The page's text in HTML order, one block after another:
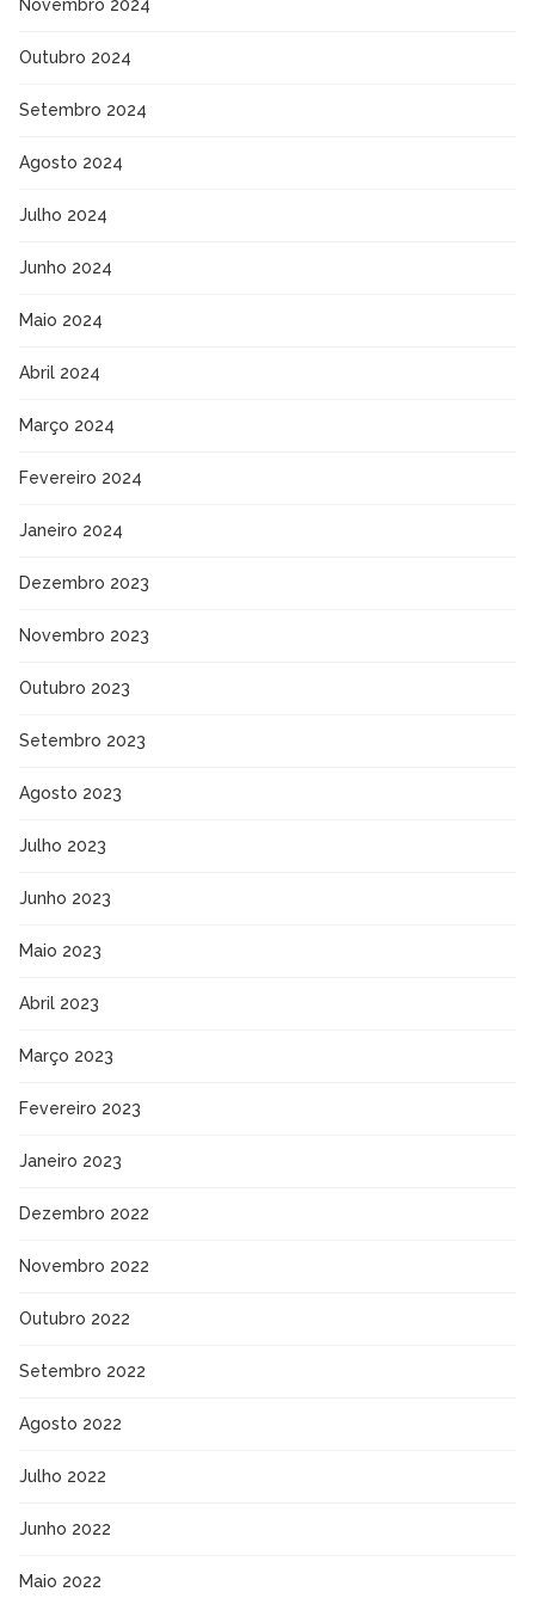
Novembro 2024
Outubro 2024
Setembro 2024
Agosto 2024
Julho 2024
Junho 2024
Maio 2024
Abril 2024
Março 2024
Fevereiro 2024
Janeiro 2024
Dezembro 2023
Novembro 2023
Outubro 2023
Setembro 2023
Agosto 2023
Julho 2023
Junho 2023
Maio 2023
Abril 2023
Março 2023
Fevereiro 2023
Janeiro 2023
Dezembro 2022
Novembro 2022
Outubro 2022
Setembro 2022
Agosto 2022
Julho 2022
Junho 2022
Maio 2022